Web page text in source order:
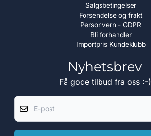
Salgsbetingelser
Forsendelse og frakt
Personvern - GDPR
Bli forhandler
Importpris Kundeklubb
Nyhetsbrev
Få gode tilbud fra oss :-)